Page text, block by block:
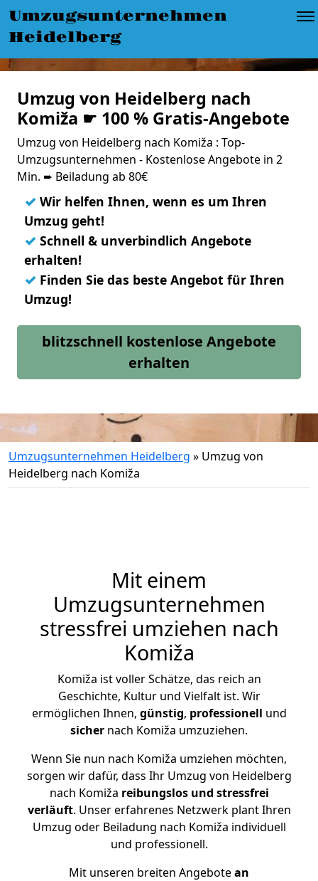
Umzugsunternehmen
Heidelberg
Umzug von Heidelberg nach
Komiža ☛ 100 % Gratis-Angebote
Umzug von Heidelberg nach Komiža : Top-
Umzugsunternehmen - Kostenlose Angebote in 2
Min. ➨ Beiladung ab 80€
✓ Wir helfen Ihnen, wenn es um Ihren
Umzug geht!
✓ Schnell & unverbindlich Angebote
erhalten!
✓ Finden Sie das beste Angebot für Ihren
Umzug!
blitzschnell kostenlose Angebote
erhalten
Umzugsunternehmen Heidelberg » Umzug von
Heidelberg nach Komiža
Mit einem
Umzugsunternehmen
stressfrei umziehen nach
Komiža
Komiža ist voller Schätze, das reich an
Geschichte, Kultur und Vielfalt ist. Wir
ermöglichen Ihnen, günstig, professionell und
sicher nach Komiža umzuziehen.
Wenn Sie nun nach Komiža umziehen möchten,
sorgen wir dafür, dass Ihr Umzug von Heidelberg
nach Komiža reibungslos und stressfrei
verläuft. Unser erfahrenes Netzwerk plant Ihren
Umzug oder Beiladung nach Komiža individuell
und professionell.
Mit unseren breiten Angebotean